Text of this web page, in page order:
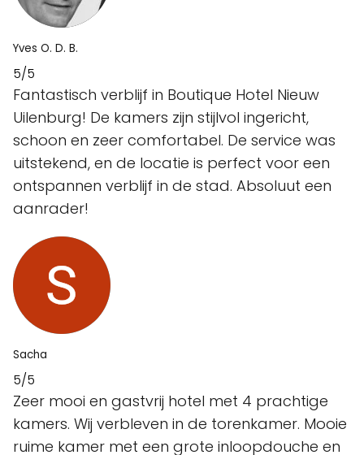
Yves O. D. B.
5/5
Fantastisch verblijf in Boutique Hotel Nieuw
Uilenburg! De kamers zijn stijlvol ingericht,
schoon en zeer comfortabel. De service was
uitstekend, en de locatie is perfect voor een
ontspannen verblijf in de stad. Absoluut een
aanrader!
Sacha
5/5
Zeer mooi en gastvrij hotel met 4 prachtige
kamers. Wij verbleven in de torenkamer. Mooie
ruime kamer met een grote inloopdouche en